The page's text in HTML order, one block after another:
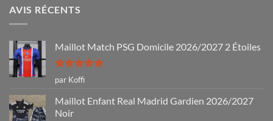
AVIS RÉCENTS
Maillot Match PSG Domicile 2026/2027 2 Étoiles
Note5sur
5
par Koffi
Maillot Enfant Real Madrid Gardien 2026/2027
Noir